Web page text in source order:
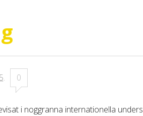
. 0
i noggranna internationella